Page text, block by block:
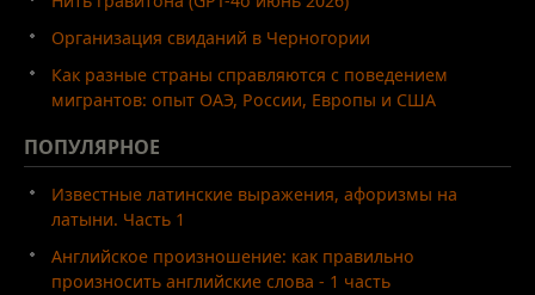
Организация свиданий в Черногории
Как разные страны справляются с поведением
мигрантов: опыт ОАЭ, России, Европы и США
ПОПУЛЯРНОЕ
Известные латинские выражения, афоризмы на
латыни. Часть 1
Английское произношение: как правильно
произносить английские слова - 1 часть